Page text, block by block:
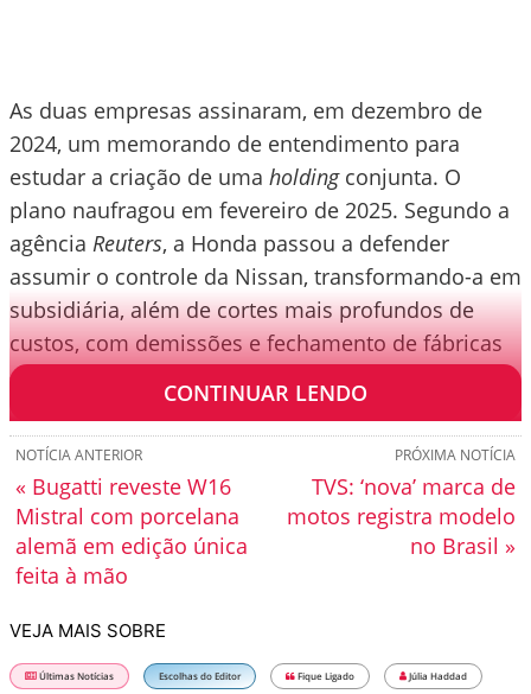
As duas empresas assinaram, em dezembro de
2024, um memorando de entendimento para
estudar a criação de uma holdingconjunta. O
plano naufragou em fevereiro de 2025. Segundo a
agência Reuters, a Honda passou a defender
assumir o controle da Nissan, transformando-a em
subsidiária, além de cortes mais profundos de
custos, com demissões e fechamento de fábricas
— proposta rejeitada pela rival.
CONTINUAR LENDO
PRÓXIMA NOTÍCIA
TVS: ‘nova’ marca de
motos registra modelo
no Brasil »
NOTÍCIA ANTERIOR
« Bugatti reveste W16
Mistral com porcelana
alemã em edição única
feita à mão
VEJA MAIS SOBRE
Últimas Notícias Escolhas do Editor Fique Ligado Júlia Haddad